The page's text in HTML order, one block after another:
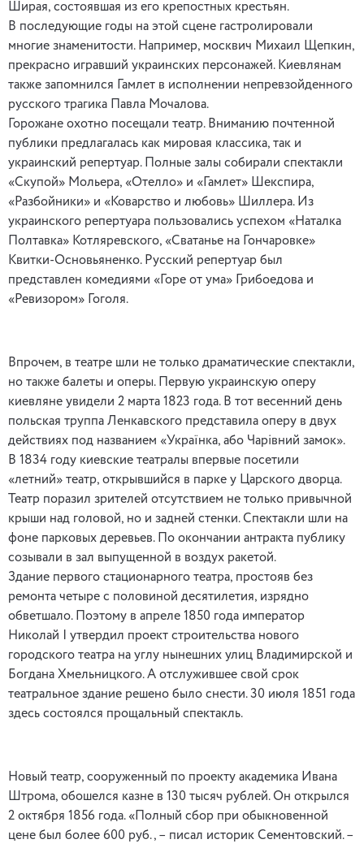
Ширая, состоявшая из его крепостных крестьян.
В последующие годы на этой сцене гастролировали
многие знаменитости. Например, москвич Михаил Щепкин,
прекрасно игравший украинских персонажей. Киевлянам
также запомнился Гамлет в исполнении непревзойденного
русского трагика Павла Мочалова.
Горожане охотно посещали театр. Вниманию почтенной
публики предлагалась как мировая классика, так и
украинский репертуар. Полные залы собирали спектакли
«Скупой» Мольера, «Отелло» и «Гамлет» Шекспира,
«Разбойники» и «Коварство и любовь» Шиллера. Из
украинского репертуара пользовались успехом «Наталка
Полтавка» Котляревского, «Сватанье на Гончаровке»
Квитки-Основьяненко. Русский репертуар был
представлен комедиями «Горе от ума» Грибоедова и
«Ревизором» Гоголя.
Впрочем, в театре шли не только драматические спектакли,
но также балеты и оперы. Первую украинскую оперу
киевляне увидели 2 марта 1823 года. В тот весенний день
польская труппа Ленкавского представила оперу в двух
действиях под названием «Українка, або Чарівний замок».
В 1834 году киевские театралы впервые посетили
«летний» театр, открывшийся в парке у Царского дворца.
Театр поразил зрителей отсутствием не только привычной
крыши над головой, но и задней стенки. Спектакли шли на
фоне парковых деревьев. По окончании антракта публику
созывали в зал выпущенной в воздух ракетой.
Здание первого стационарного театра, простояв без
ремонта четыре с половиной десятилетия, изрядно
обветшало. Поэтому в апреле 1850 года император
Николай I утвердил проект строительства нового
городского театра на углу нынешних улиц Владимирской и
Богдана Хмельницкого. А отслужившее свой срок
театральное здание решено было снести. 30 июля 1851 года
здесь состоялся прощальный спектакль.
Новый театр, сооруженный по проекту академика Ивана
Штрома, обошелся казне в 130 тысяч рублей. Он открылся
2 октября 1856 года. «Полный сбор при обыкновенной
цене был более 600 руб., – писал историк Сементовский. –